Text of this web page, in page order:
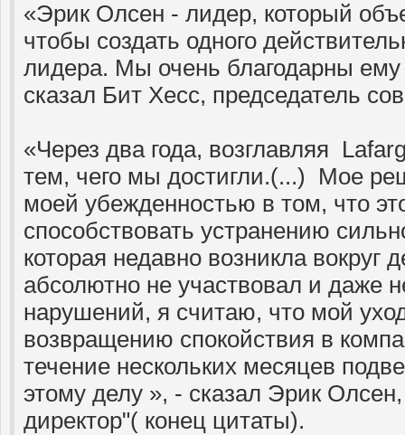
«Эрик Олсен - лидер, который
чтобы создать одного
лидера. Мы очень благодарны ему
сказал Бит Хесс, председатель
«Через два года, возглавляя
тем, чего мы достигли.(...) Мое
моей убежденностью в том, что
способствовать устранению
которая недавно возникла вокруг
абсолютно не участвовал и даже
нарушений, я считаю, что мой
возвращению спокойствия в
течение нескольких месяцев
этому делу », - сказал Эрик
директор"( конец цитаты).